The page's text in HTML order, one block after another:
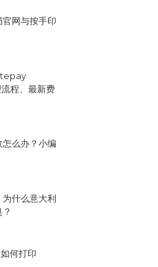
网与按手印
程、最新费
么办？小编
什么意大利
何打印